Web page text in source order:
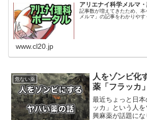
アリエナイ科学メルマ
記事数が増えてきたため、
メルマ」の記事をわかりやす
www.cl20.jp
危ない薬
人をゾンビ化
薬「フラッカ
最近ちょっと日
ッカ」という人
興麻薬が話題にな